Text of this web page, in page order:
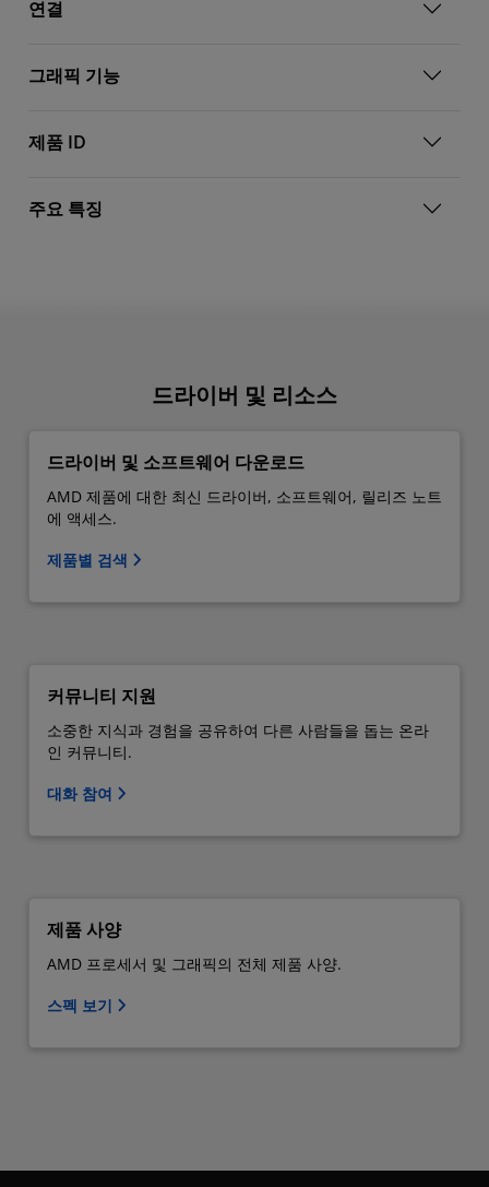
연결
그래픽 기능
제품 ID
주요 특징
드라이버 및 리소스
드라이버 및 소프트웨어 다운로드
AMD 제품에 대한 최신 드라이버, 소프트웨어, 릴리즈 노트
에 액세스.
제품별 검색
커뮤니티 지원
소중한 지식과 경험을 공유하여 다른 사람들을 돕는 온라
인 커뮤니티.
대화 참여
제품 사양
AMD 프로세서 및 그래픽의 전체 제품 사양.
스펙 보기